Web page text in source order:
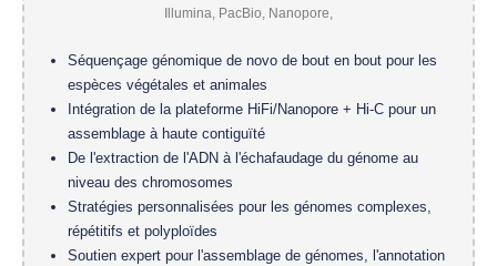
Séquençage génomique de novo de bout en bout pour les
espèces végétales et animales
Intégration de la plateforme HiFi/Nanopore + Hi-C pour un
assemblage à haute contiguïté
De l'extraction de l'ADN à l'échafaudage du génome au
niveau des chromosomes
Stratégies personnalisées pour les génomes complexes,
répétitifs et polyploïdes
Soutien expert pour l'assemblage de génomes, l'annotation